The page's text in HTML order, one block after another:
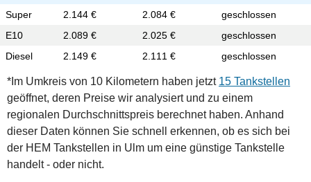
Super
2.144 € 2.084 €
geschlossen
E10
2.089 € 2.025 €
geschlossen
Diesel
2.149 € 2.111 € geschlossen
*Im Umkreis von 10 Kilometern haben jetzt 15 Tankstellen
geöffnet, deren Preise wir analysiert und zu einem
regionalen Durchschnittspreis berechnet haben. Anhand
dieser Daten können Sie schnell erkennen, ob es sich bei
der HEM Tankstellen in Ulm um eine günstige Tankstelle
handelt - oder nicht.